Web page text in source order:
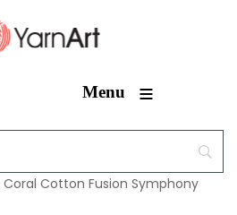
Menu ≡
Coral Cotton Fusion Symphony